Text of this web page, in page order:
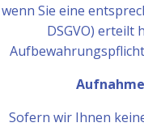
wenn Sie eine
DSGVO) erteilt
Sofern wir Ihnen